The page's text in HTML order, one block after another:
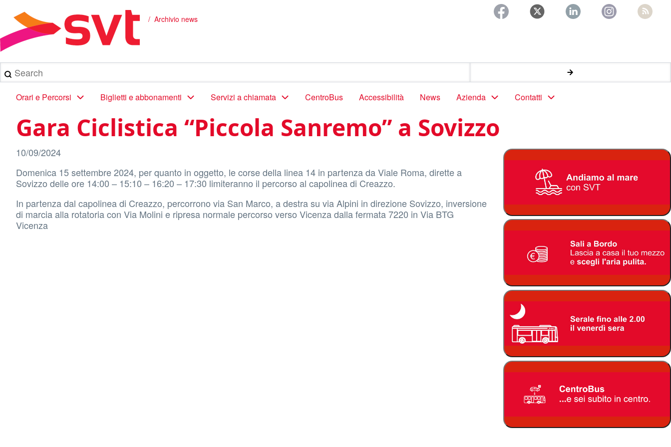
contenuto
principale
Briciole
di
pane
Archivio news
Search
Main
navigation
Orari e Percorsi Biglietti e abbonamenti Servizi a chiamata CentroBus Accessibilità News Azienda Contatti
Gara Ciclistica “Piccola Sanremo” a Sovizzo
10/09/2024
Domenica 15 settembre 2024, per quanto in oggetto, le corse della linea 14 in partenza da Viale Roma, dirette a
Sovizzo delle ore 14:00 – 15:10 – 16:20 – 17:30 limiteranno il percorso al capolinea di Creazzo.
In partenza dal capolinea di Creazzo, percorrono via San Marco, a destra su via Alpini in direzione Sovizzo, inversione
di marcia alla rotatoria con Via Molini e ripresa normale percorso verso Vicenza dalla fermata 7220 in Via BTG
Vicenza